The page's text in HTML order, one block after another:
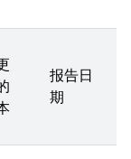
报告日
期